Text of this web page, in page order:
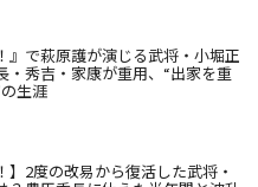
』で萩原護が演じる武将・小堀正
・秀吉・家康が重用、“出家を重
生涯
】2度の改易から復活した武将・